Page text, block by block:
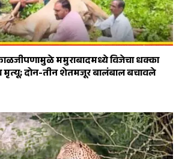
ममुराबादमध्ये विजेचा धक्का
मृत्यू; दोन-तीन शेतमजूर बालंबाल बचावले